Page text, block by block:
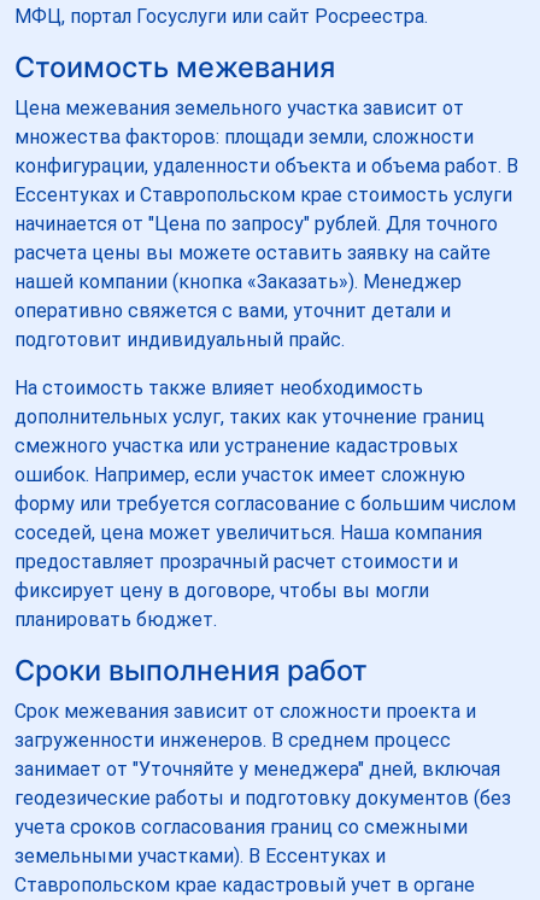
МФЦ, портал Госуслуги или сайт Росреестра.
Стоимость межевания
Цена межевания земельного участка зависит от
множества факторов: площади земли, сложности
конфигурации, удаленности объекта и объема работ. В
Ессентуках и Ставропольском крае стоимость услуги
начинается от "Цена по запросу" рублей. Для точного
расчета цены вы можете оставить заявку на сайте
нашей компании (кнопка «Заказать»). Менеджер
оперативно свяжется с вами, уточнит детали и
подготовит индивидуальный прайс.
На стоимость также влияет необходимость
дополнительных услуг, таких как уточнение границ
смежного участка или устранение кадастровых
ошибок. Например, если участок имеет сложную
форму или требуется согласование с большим числом
соседей, цена может увеличиться. Наша компания
предоставляет прозрачный расчет стоимости и
фиксирует цену в договоре, чтобы вы могли
планировать бюджет.
Сроки выполнения работ
Срок межевания зависит от сложности проекта и
загруженности инженеров. В среднем процесс
занимает от "Уточняйте у менеджера" дней, включая
геодезические работы и подготовку документов (без
учета сроков согласования границ со смежными
земельными участками). В Ессентуках и
Ставропольском крае кадастровый учет в органе